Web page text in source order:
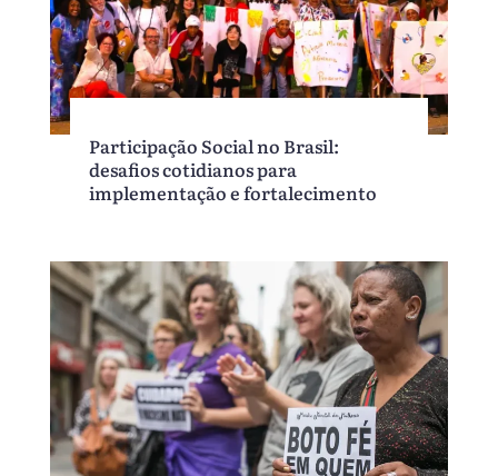
Participação Social no Brasil:
desafios cotidianos para
implementação e fortalecimento